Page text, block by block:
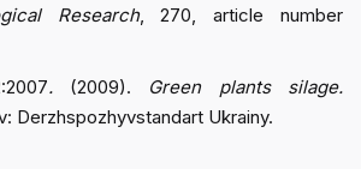
Research, 270, article number
. (2009). Green plants silage.
Derzhspozhyvstandart Ukrainy.